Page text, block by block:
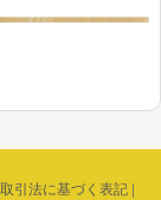
引法に基づく表記|